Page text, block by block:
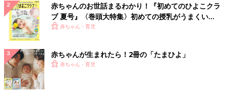
赤ちゃんのお世話まるわかり！『初めてのひよこクラ
ブ 夏号』〈巻頭大特集〉初めての授乳がうまくい
く！ おっぱい・ミルクの基本と夏のトラブル 解決テ
赤ちゃん・育児
赤ちゃんが生まれたら！2冊の「たまひよ」
赤ちゃん・育児